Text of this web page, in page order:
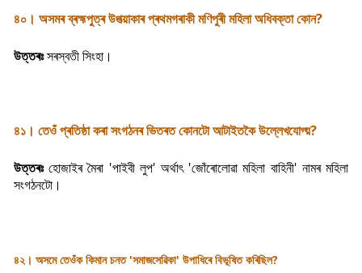
৪০। অসমৰ ব্ৰহ্মপুত্ৰ উপত্য়াকাৰ প্ৰথমগৰাকী মণিপুৰী মহিলা অধিবক্তা কোন?
উত্তৰঃসৰস্বতী সিংহা।
৪১। তেওঁ প্ৰতিষ্ঠা কৰা সংগঠনৰ ভিতৰত কোনটো আটাইতকৈ উল্লেখযোগ্য়?
উত্তৰঃহোজাইৰ মৈৰা 'পাইবী লুপ' অৰ্থাৎ 'জোঁৰোলোৱা মহিলা বাহিনী' নামৰ মহিলা
সংগঠনটো।
৪২। অসমে তেওঁক কিমান চনত 'সমাজসেৱিকা' উপাধিৰে বিভূষিত কৰিছিল?